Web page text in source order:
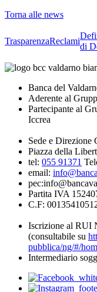
Torna alle news
TrasparenzaReclami
di
Banca del
Aderente al
Partecipante al
Iccrea
Sede e Direzione
Piazza della
tel: 055 91371
email:
Partita IVA
C.F:
Iscrizione al RUI
(consultabile su
pubblica/ng/#/
Intermediario